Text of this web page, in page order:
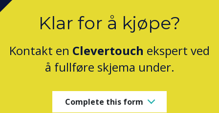
Klar for å kjøpe?
Kontakt en Clevertouch ekspert ved
å fullføre skjema under.
Complete this form